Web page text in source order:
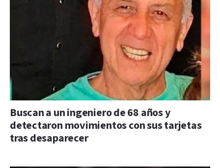
Buscan a un ingeniero de 68 años y
detectaron movimientos con sus tarjetas
tras desaparecer